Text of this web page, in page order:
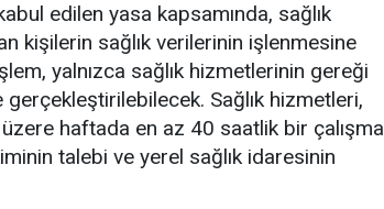
edilen yasa kapsamında, sağlık
kişilerin sağlık verilerinin işlenmesine
yalnızca sağlık hizmetlerinin gereği
Sağlık hizmetleri,
haftada en az 40 saatlik bir çalışma
talebi ve yerel sağlık idaresinin